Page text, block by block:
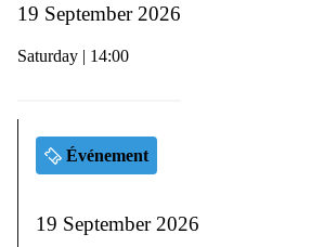
19 September 2026
Saturday | 14:00
Événement
19 September 2026